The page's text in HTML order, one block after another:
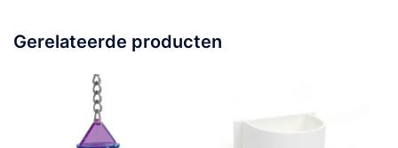
Gerelateerde producten